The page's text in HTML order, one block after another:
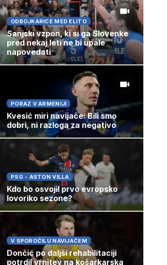
ODBOJKARICE MED ELITO
Sanjski vzpon, ki si ga Slovenke
pred nekaj leti ne bi upale
napovedati
PORAZ V ARMENIJI
Kvesić miri navijače: Bili smo
dobri, ni razloga za negativo
PSG - ASTON VILLA
Kdo bo osvojil prvo evropsko
lovoriko sezone?
V SPOROČILU NAVIJAČEM
Dončić po daljši rehabilitaciji
potrdil vrnitev na košarkarska